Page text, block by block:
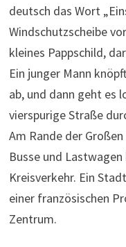
deutsch das Wort
Windschutzscheibe
kleines Pappschild,
Ein junger Mann
ab, und dann geht es
vierspurige Straße
Am Rande der
Busse und
Kreisverkehr. Ein
einer französischen
Zentrum.